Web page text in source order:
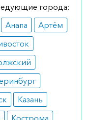
которые
в
компоненты
лактации.
города:
Анапа
Артём
Казань